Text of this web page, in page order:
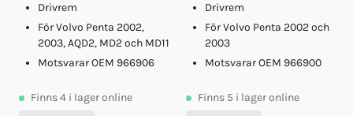
Drivrem
För Volvo Penta 2002,
2003, AQD2, MD2 och MD11
Motsvarar OEM 966906
Finns4 i lager online
Drivrem
För Volvo Penta 2002 och
2003
Motsvarar OEM 966900
Finns 5 i lager online